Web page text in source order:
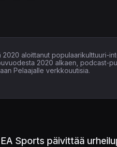
2020 aloittanut populaarikulttuuri-
2020 alkaen, podcast-
Pelaajalle verkkouutisia.
Sports päivittää